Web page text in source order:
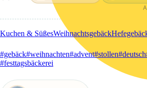
Kuchen & SüßesWeihnachtsgebäck
#gebäck#weihnachten#advent#stollen#deutsch
#festtagsbäckerei